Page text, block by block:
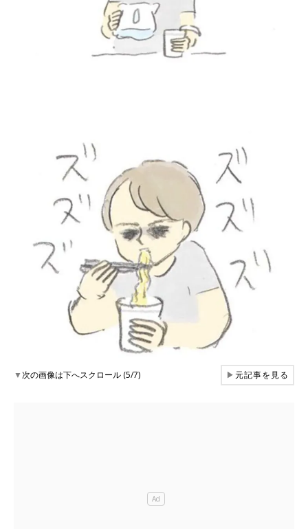
▼次の画像は下へスクロール (5/7) ▶元記事を見る